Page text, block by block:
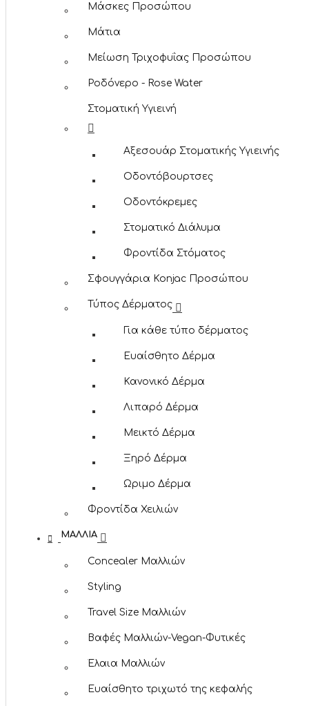
Μάσκες Προσώπου
Μάτια
Μείωση Τριχοφυΐας Προσώπου
Ροδόνερο - Rose Water
Στοματική Υγιεινή
Αξεσουάρ Στοματικής Υγιεινής
Οδοντόβουρτσες
Οδοντόκρεμες
Στοματικό Διάλυμα
Φροντίδα Στόματος
Σφουγγάρια Konjac Προσώπου
Τύπος Δέρματος
Για κάθε τύπο δέρματος
Ευαίσθητο Δέρμα
Κανονικό Δέρμα
Λιπαρό Δέρμα
Μεικτό Δέρμα
Ξηρό Δέρμα
Ωριμο Δέρμα
Φροντίδα Χειλιών
ΜΑΛΛΙΆ
Concealer Μαλλιών
Styling
Travel Size Μαλλιών
Βαφές Μαλλιών-Vegan-Φυτικές
Έλαια Μαλλιών
Ευαίσθητο τριχωτό της κεφαλής